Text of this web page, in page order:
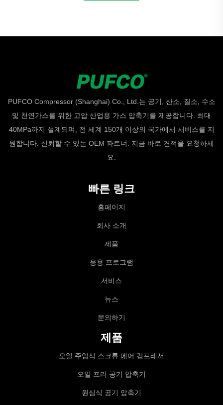
PUFCO Compressor (Shanghai) Co., Ltd.는 공기, 산소, 질소, 수소
및 천연가스를 위한 고압 산업용 가스 압축기를 제공합니다. 최대
40MPa까지 설계되며, 전 세계 150개 이상의 국가에서 서비스를 지
원합니다. 신뢰할 수 있는 OEM 파트너. 지금 바로 견적을 요청하세
요.
빠른 링크
홈페이지
회사 소개
제품
응용 프로그램
서비스
뉴스
문의하기
제품
오일 주입식 스크류 에어 컴프레서
오일 프리 공기 압축기
원심식 공기 압축기